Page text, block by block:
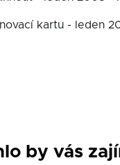
kartu - leden
by vás